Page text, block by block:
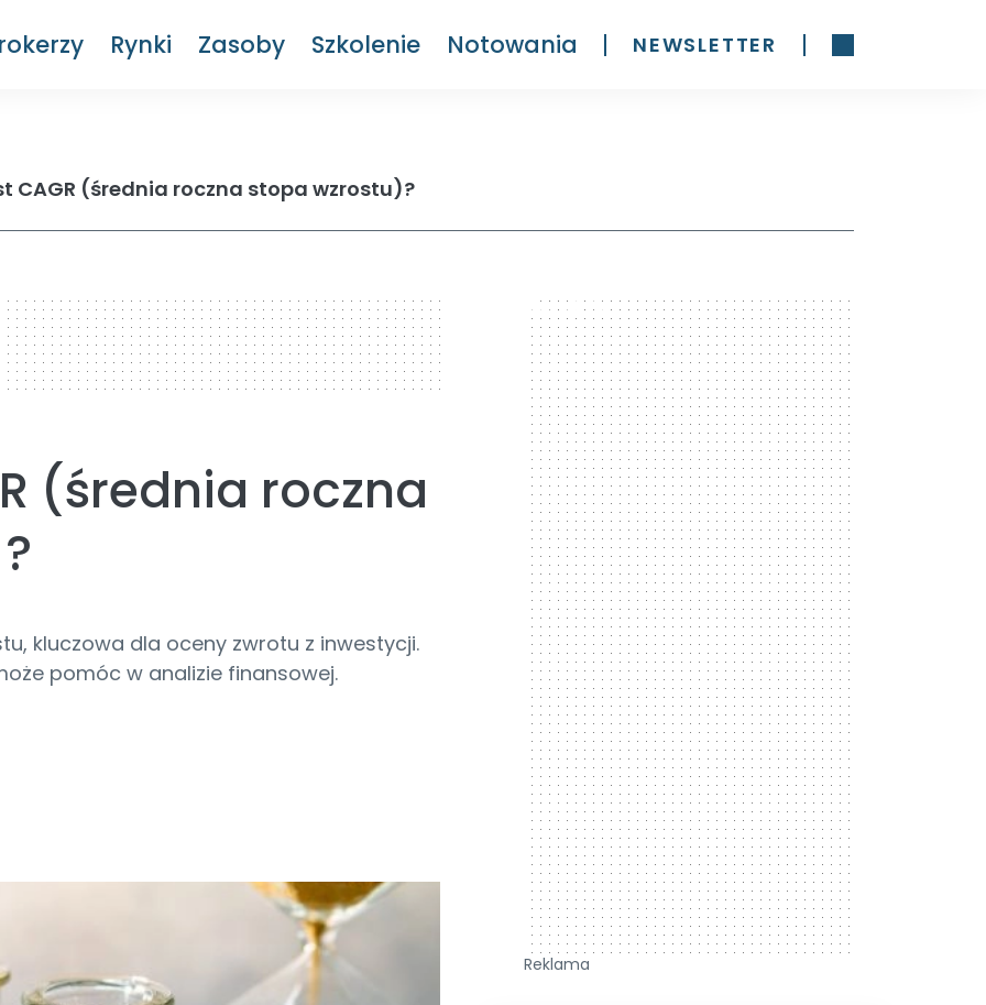
Rynki Zasoby Szkolenie Notowania NEWSLETTER
CAGR (średnia roczna stopa wzrostu)?
(średnia roczna
kluczowa dla oceny zwrotu z inwestycji.
pomóc w analizie finansowej.
300 x 600
Reklama